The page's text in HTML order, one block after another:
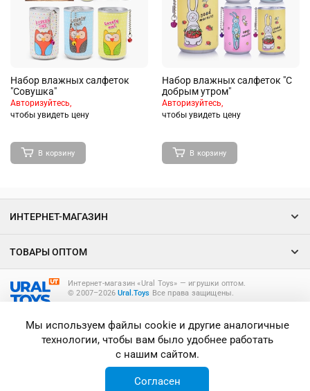
Набор влажных салфеток
"Совушка"
Авторизуйтесь,
чтобы увидеть цену
В корзину
Набор влажных салфеток "С
добрым утром"
Авторизуйтесь,
чтобы увидеть цену
В корзину
Интернет-магазин «Ural Toys» ― игрушки оптом.
© 2007–2026Ural.Toys Все права защищены.
ИНТЕРНЕТ-МАГАЗИН
ТОВАРЫ ОПТОМ
Мы используем файлы cookie и другие аналогичные
технологии, чтобы вам было удобнее работать
с нашим сайтом.
Согласен